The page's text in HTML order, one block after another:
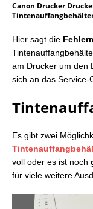
Canon Drucker
Hier sagt die
am Drucker um den
sich an das Service-
Es gibt zwei
voll oder es ist noch
für viele weitere